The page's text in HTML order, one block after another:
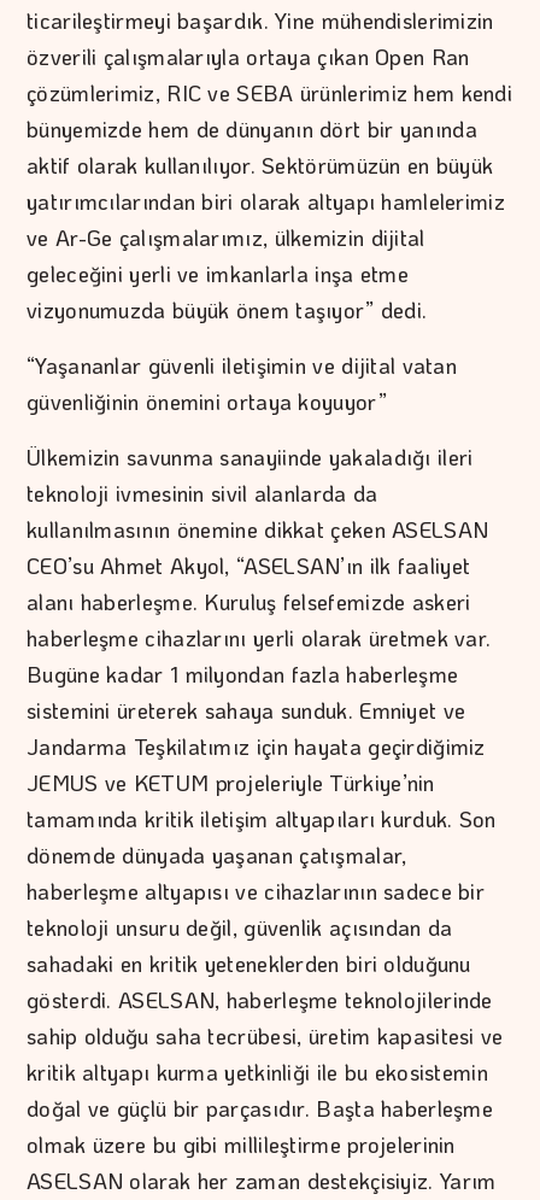
ticarileştirmeyi başardık. Yine mühendislerimizin
özverili çalışmalarıyla ortaya çıkan Open Ran
çözümlerimiz, RIC ve SEBA ürünlerimiz hem kendi
bünyemizde hem de dünyanın dört bir yanında
aktif olarak kullanılıyor. Sektörümüzün en büyük
yatırımcılarından biri olarak altyapı hamlelerimiz
ve Ar-Ge çalışmalarımız, ülkemizin dijital
geleceğini yerli ve imkanlarla inşa etme
vizyonumuzda büyük önem taşıyor” dedi.
“Yaşananlar güvenli iletişimin ve dijital vatan
güvenliğinin önemini ortaya koyuyor”
Ülkemizin savunma sanayiinde yakaladığı ileri
teknoloji ivmesinin sivil alanlarda da
kullanılmasının önemine dikkat çeken ASELSAN
CEO’su Ahmet Akyol, “ASELSAN’ın ilk faaliyet
alanı haberleşme. Kuruluş felsefemizde askeri
haberleşme cihazlarını yerli olarak üretmek var.
Bugüne kadar 1 milyondan fazla haberleşme
sistemini üreterek sahaya sunduk. Emniyet ve
Jandarma Teşkilatımız için hayata geçirdiğimiz
JEMUS ve KETUM projeleriyle Türkiye’nin
tamamında kritik iletişim altyapıları kurduk. Son
dönemde dünyada yaşanan çatışmalar,
haberleşme altyapısı ve cihazlarının sadece bir
teknoloji unsuru değil, güvenlik açısından da
sahadaki en kritik yeteneklerden biri olduğunu
gösterdi. ASELSAN, haberleşme teknolojilerinde
sahip olduğu saha tecrübesi, üretim kapasitesi ve
kritik altyapı kurma yetkinliği ile bu ekosistemin
doğal ve güçlü bir parçasıdır. Başta haberleşme
olmak üzere bu gibi millileştirme projelerinin
ASELSAN olarak her zaman destekçisiyiz. Yarım